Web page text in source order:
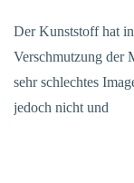
Der Kunststoff hat
Verschmutzung der
sehr schlechtes
jedoch nicht und